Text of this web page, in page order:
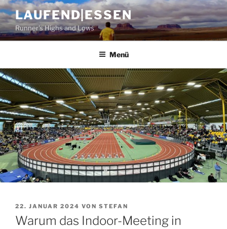
Zum
Inhalt
springen
LAUFEND|ESSEN
Runner's Highs and Lows
Menü
VERÖFFENTLICHT
AM
22. JANUAR 2024 VON STEFAN
Warum das Indoor-Meeting in